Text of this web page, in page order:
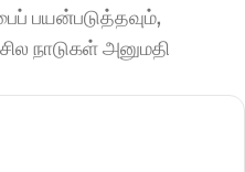
பயன்படுத்தவும்,
நாடுகள் அனுமதி